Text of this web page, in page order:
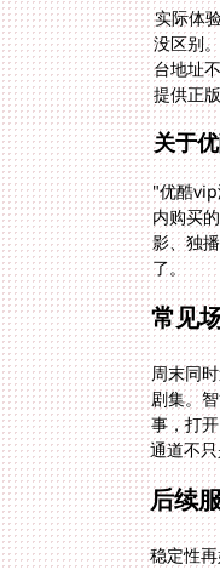
实际体
没区别
台地址
提供正
关于
"优酷
内购买
影、独
了。
常见
周末同
剧集。
事，打
通道不
后续
稳定性
时响应
发访问